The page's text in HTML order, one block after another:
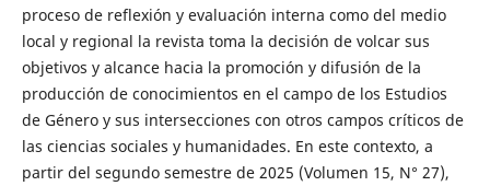
proceso de reflexión y evaluación interna como del medio
local y regional la revista toma la decisión de volcar sus
objetivos y alcance hacia la promoción y difusión de la
producción de conocimientos en el campo de los Estudios
de Género y sus intersecciones con otros campos críticos de
las ciencias sociales y humanidades. En este contexto, a
partir del segundo semestre de 2025 (Volumen 15, N° 27),